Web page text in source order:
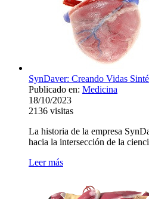
SynDaver: Creando Vidas
Publicado en: Medicina
18/10/2023
2136 visitas
La historia de la empresa
hacia la intersección de la
Leer más